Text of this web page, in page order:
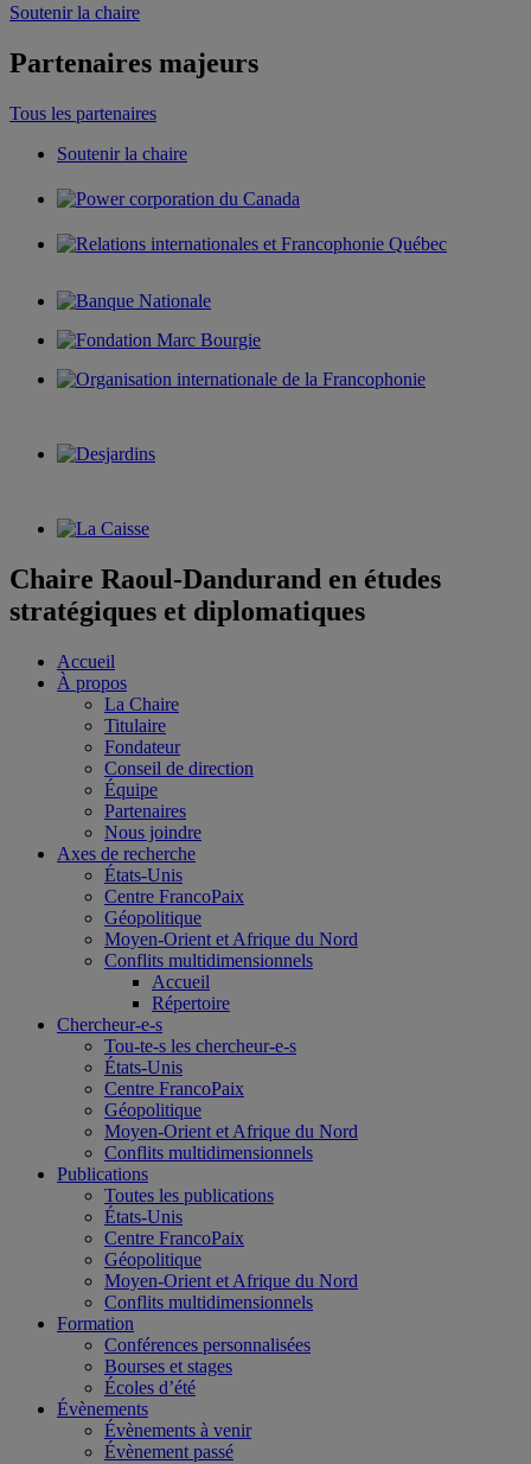
Soutenir la chaire
Partenaires majeurs
Tous les partenaires
Soutenir la chaire
Chaire Raoul-Dandurand en études
stratégiques et diplomatiques
Accueil
À propos
La Chaire
Titulaire
Fondateur
Conseil de direction
Équipe
Partenaires
Nous joindre
Axes de recherche
États-Unis
Centre FrancoPaix
Géopolitique
Moyen-Orient et Afrique du Nord
Conflits multidimensionnels
Accueil
Répertoire
Chercheur-e-s
Tou-te-s les chercheur-e-s
États-Unis
Centre FrancoPaix
Géopolitique
Moyen-Orient et Afrique du Nord
Conflits multidimensionnels
Publications
Toutes les publications
États-Unis
Centre FrancoPaix
Géopolitique
Moyen-Orient et Afrique du Nord
Conflits multidimensionnels
Formation
Conférences personnalisées
Bourses et stages
Écoles d’été
Évènements
Évènements à venir
Évènement passé